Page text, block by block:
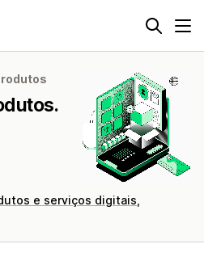
e serviços digitais